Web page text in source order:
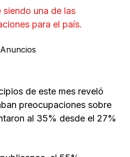
siendo una de las
para el país.
Anuncios
de este mes reveló
preocupaciones sobre
al 35% desde el 27%